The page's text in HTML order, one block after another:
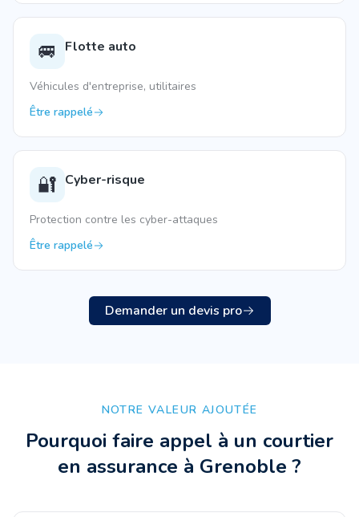
🚐 Flotte auto
Véhicules d'entreprise, utilitaires
Être rappelé
🔐 Cyber-risque
Protection contre les cyber-attaques
Être rappelé
Demander un devis pro
NOTRE VALEUR AJOUTÉE
Pourquoi faire appel à un courtier
en assurance à Grenoble ?